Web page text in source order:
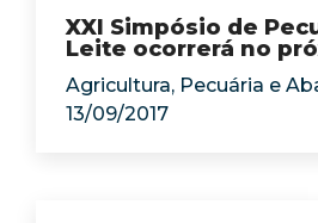
XXI Simpósio de
Leite ocorrerá no
Agricultura, Pecuária e
13/09/2017